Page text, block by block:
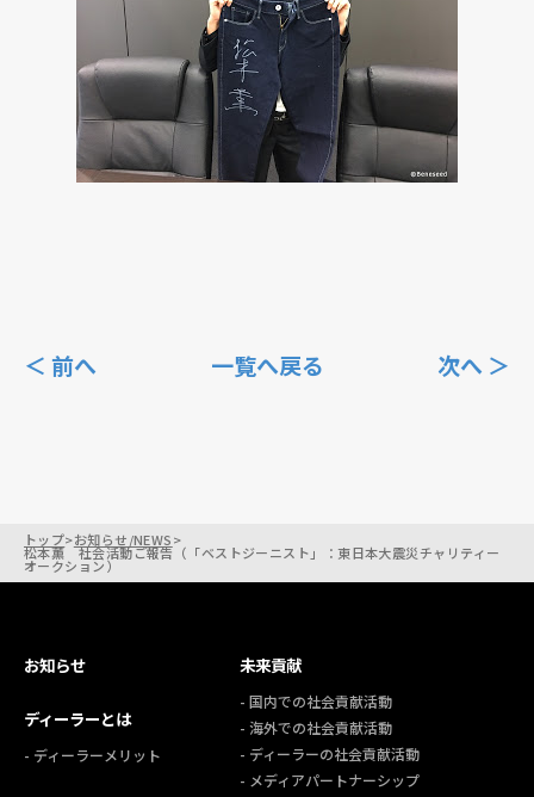
＜ 前へ 一覧へ戻る 次へ ＞
トップ>お知らせ/NEWS>
松本薫 社会活動ご報告（「ベストジーニスト」：東日本大震災チャリティー
オークション）
お知らせ
ディーラーとは
- ディーラーメリット
未来貢献
- 国内での社会貢献活動
- 海外での社会貢献活動
- ディーラーの社会貢献活動
- メディアパートナーシップ